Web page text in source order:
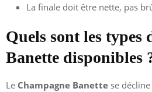
La finale doit être nette, pas
Quels sont les types
Banette disponibles
Le Champagne Banette se